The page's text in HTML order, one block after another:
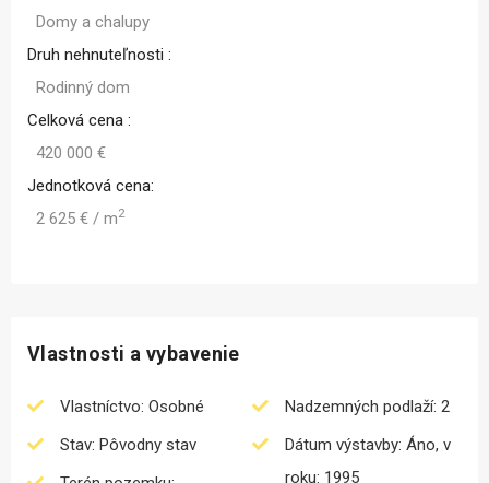
Domy a chalupy
Druh nehnuteľnosti :
Rodinný dom
Celková cena :
420 000 €
Jednotková cena:
2 625 € / m2
Vlastnosti a vybavenie
Vlastníctvo: Osobné
Stav: Pôvodny stav
Nadzemných podlaží: 2
Dátum výstavby: Áno, v
roku: 1995